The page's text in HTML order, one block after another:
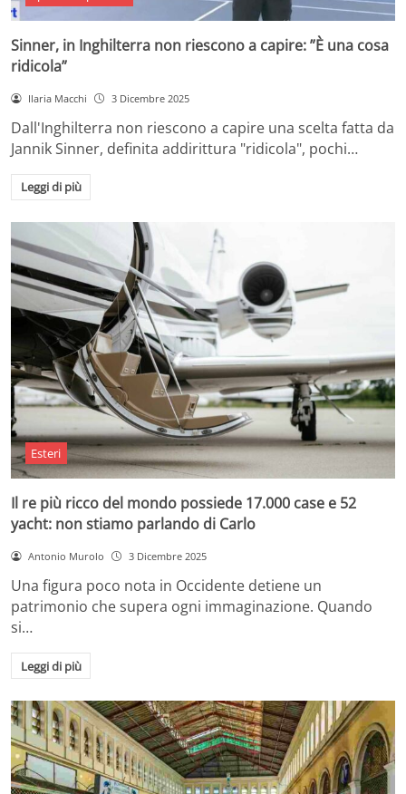
Sinner, in Inghilterra non riescono a capire: ”È una cosa
ridicola”
Ilaria Macchi 3 Dicembre 2025
Dall'Inghilterra non riescono a capire una scelta fatta da
Jannik Sinner, definita addirittura "ridicola", pochi…
Leggi di più
Esteri
Il re più ricco del mondo possiede 17.000 case e 52
yacht: non stiamo parlando di Carlo
Antonio Murolo 3 Dicembre 2025
Una figura poco nota in Occidente detiene un
patrimonio che supera ogni immaginazione. Quando
si…
Leggi di più